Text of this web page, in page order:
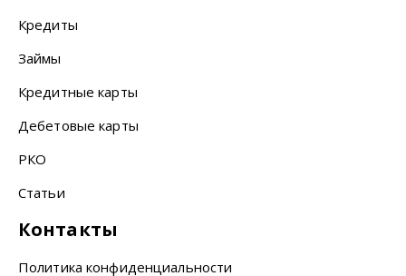
Кредиты
Займы
Кредитные карты
Дебетовые карты
РКО
Статьи
Контакты
Политика конфиденциальности